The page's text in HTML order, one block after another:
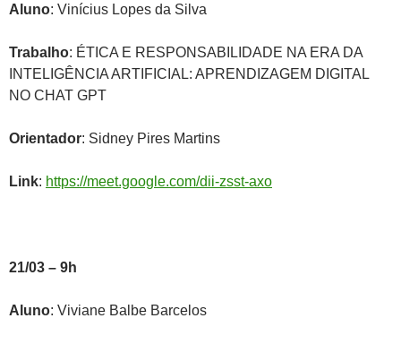
Aluno: Vinícius Lopes da Silva
Trabalho: ÉTICA E RESPONSABILIDADE NA ERA DA
INTELIGÊNCIA ARTIFICIAL: APRENDIZAGEM DIGITAL
NO CHAT GPT
Orientador: Sidney Pires Martins
Link: https://meet.google.com/dii-zsst-axo
21/03 – 9h
Aluno: Viviane Balbe Barcelos